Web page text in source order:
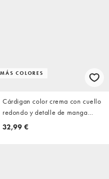
MÁS COLORES
Cárdigan color crema con cuello
redondo y detalle de manga
raglán de ASOS DESIGN
32,99 €